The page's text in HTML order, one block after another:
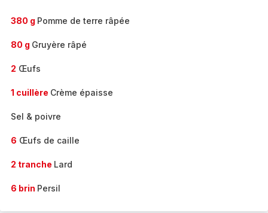
380 g Pomme de terre râpée
80 g Gruyère râpé
2 Œufs
1 cuillère Crème épaisse
Sel & poivre
6 Œufs de caille
2 tranche Lard
6 brin Persil